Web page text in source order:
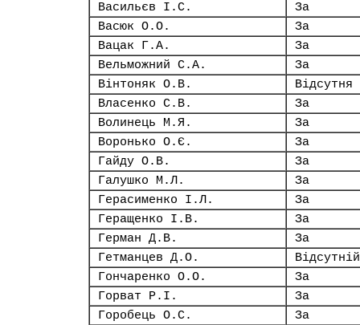
Васильєв І.С.
За
Васюк О.О.
За
Вацак Г.А.
За
Вельможний С.А.
За
Вінтоняк О.В.
Відсутня
Власенко С.В.
За
Волинець М.Я.
За
Воронько О.Є.
За
Гайду О.В.
За
Галушко М.Л.
За
Герасименко І.Л.
За
Геращенко І.В.
За
Герман Д.В.
За
Гетманцев Д.О.
Відсутній
Гончаренко О.О.
За
Горват Р.І.
За
Горобець О.С.
За